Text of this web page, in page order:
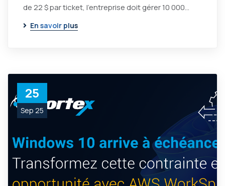
de 22 $ par ticket, l’entreprise doit gérer 10 000…
En savoir plus
25
Sep 25